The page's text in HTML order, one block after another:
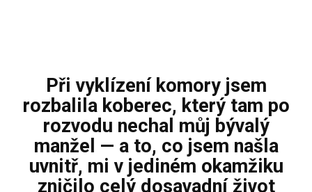
Při vyklízení komory jsem
rozbalila koberec, který tam po
rozvodu nechal můj bývalý
manžel — a to, co jsem našla
uvnitř, mi v jediném okamžiku
zničilo celý dosavadní život